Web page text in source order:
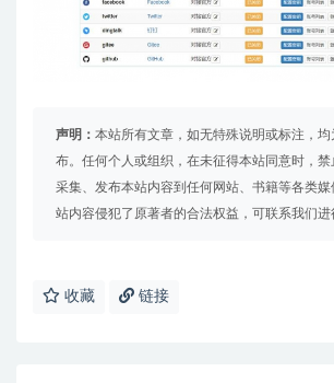
声明： 本站所有文章，如无特殊说明或标注，
布。任何个人或组织，在未征得本站同意时，禁
采集、发布本站内容到任何网站、书籍等各类
站内容侵犯了原著者的合法权益，可联系我们进
收藏 链接